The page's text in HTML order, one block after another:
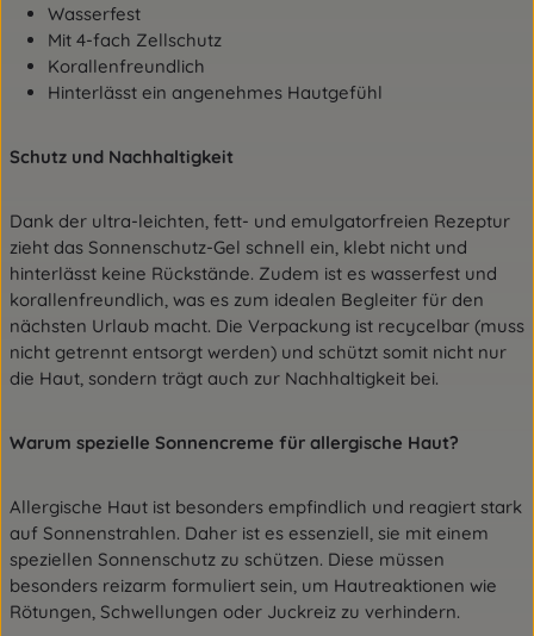
Wasserfest
Mit 4-fach Zellschutz
Korallenfreundlich
Hinterlässt ein angenehmes Hautgefühl
Schutz und Nachhaltigkeit
Dank der ultra-leichten, fett- und emulgatorfreien Rezeptur
zieht das Sonnenschutz-Gel schnell ein, klebt nicht und
hinterlässt keine Rückstände. Zudem ist es wasserfest und
korallenfreundlich, was es zum idealen Begleiter für den
nächsten Urlaub macht. Die Verpackung ist recycelbar (muss
nicht getrennt entsorgt werden) und schützt somit nicht nur
die Haut, sondern trägt auch zur Nachhaltigkeit bei.
Warum spezielle Sonnencreme für allergische Haut?
Allergische Haut ist besonders empfindlich und reagiert stark
auf Sonnenstrahlen. Daher ist es essenziell, sie mit einem
speziellen Sonnenschutz zu schützen. Diese müssen
besonders reizarm formuliert sein, um Hautreaktionen wie
Rötungen, Schwellungen oder Juckreiz zu verhindern.